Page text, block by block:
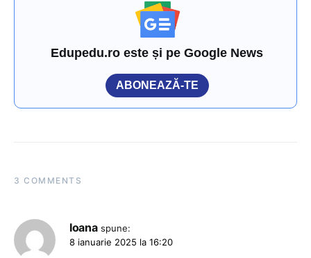
Edupedu.ro este și pe Google News
ABONEAZĂ-TE
3 COMMENTS
Ioana spune:
8 ianuarie 2025 la 16:20